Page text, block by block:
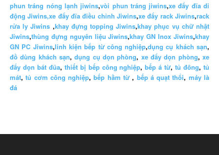
phun tráng nóng lạnh jiwins,vòi phun tráng jiwins,xe đẩy đĩa di
động Jiwins,xe đẩy đĩa điều chỉnh Jiwins,xe đẩy rack Jiwins,rack
rửa ly Jiwins ,khay đựng topping Jiwins,khay phục vụ chữ nhật
Jiwins,thùng đựng nguyên liệu Jiwins,khay GN Inox Jiwins,khay
GN PC Jiwins,linh kiện bếp từ công nghiệp,dụng cụ khách sạn,
đồ dùng khách sạn,dụng cụ dọn phòng, xe đẩy dọn phòng,xe
đẩy dọn bát đũa, thiết bị bếp công nghiệp,bếp á từ,tủ đông,tủ
mát,tủ cơm công nghiệp,bếp hầm từ , bếp á quạt thổi, máy là
đá